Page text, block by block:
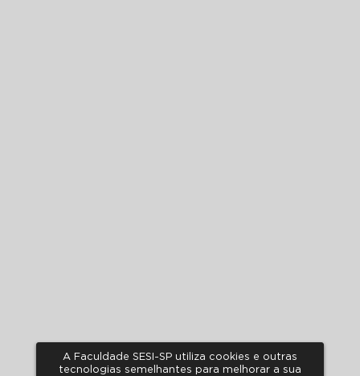
A Faculdade SESI-SP utiliza cookies e outras
tecnologias semelhantes para melhorar a sua